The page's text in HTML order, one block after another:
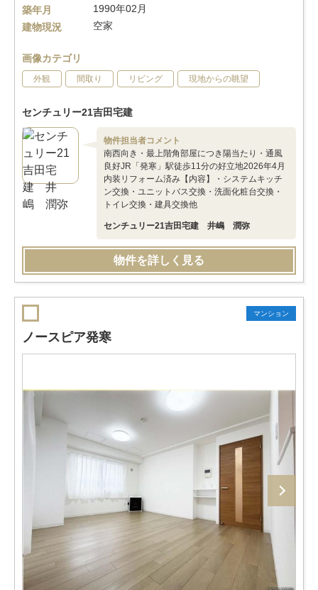
築年月
1990年02月
建物現況
空家
画像カテゴリ
外観 間取り リビング 現地からの眺望
センチュリー21吉田宅建
物件担当者コメント
南西向き・最上階角部屋につき陽当たり・通風
良好JR「発寒」駅徒歩11分の好立地2026年4月
内装リフォーム済み【内容】・システムキッチ
ン交換・ユニットバス交換・洗面化粧台交換・
トイレ交換・建具交換他
センチュリー21吉田宅建 井嶋 潤弥
物件を詳しく見る
マンション
ノースピア発寒